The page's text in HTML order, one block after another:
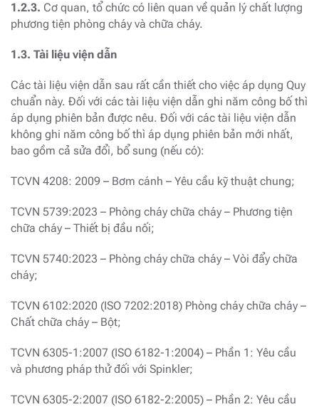
1.2.3. Cơ quan, tổ chức có liên quan về quản lý chất lượng
phương tiện phòng cháy và chữa cháy.
1.3. Tài liệu viện dẫn
Các tài liệu viện dẫn sau rất cần thiết cho việc áp dụng Quy
chuẩn này. Đối với các tài liệu viện dẫn ghi năm công bố thì
áp dụng phiên bản được nêu. Đối với các tài liệu viện dẫn
không ghi năm công bố thì áp dụng phiên bản mới nhất,
bao gồm cả sửa đổi, bổ sung (nếu có):
TCVN 4208: 2009 – Bơm cánh – Yêu cầu kỹ thuật chung;
TCVN 5739:2023 – Phòng cháy chữa cháy – Phương tiện
chữa cháy – Thiết bị đầu nối;
TCVN 5740:2023 – Phòng cháy chữa cháy – Vòi đẩy chữa
cháy;
TCVN 6102:2020 (ISO 7202:2018) Phòng cháy chữa cháy –
Chất chữa cháy – Bột;
TCVN 6305-1:2007 (ISO 6182-1:2004) – Phần 1: Yêu cầu
và phương pháp thử đối với Spinkler;
TCVN 6305-2:2007 (ISO 6182-2:2005) – Phần 2: Yêu cầu